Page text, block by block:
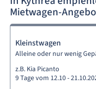
Mietwagen-
Kleinstwagen
Alleine oder nur wenig
z.B. Kia Picanto
9 Tage vom 12.10 -